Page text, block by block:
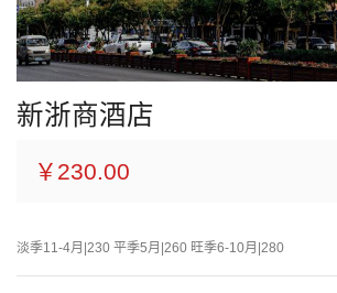
新浙商酒店
￥230.00
淡季11-4月|230 平季5月|260 旺季6-10月|280